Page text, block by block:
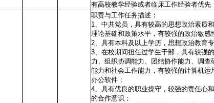
有高校教学经验或者临床工作经验者优先
职责与工作任务描述：
1、中共党员，具有较高的思想政治素质
理论基础和政策水平，有较强的政治敏感
2、具有本科及以上学历，思想政治教育
3、在校期间担任过学生干部，具有较强
力、组织协调能力、团结协作能力、调查
能力和社会工作能力，有较强的计算机运
办公软件；
4、具有优良的职业操守，较强的责任心
的合作意识；